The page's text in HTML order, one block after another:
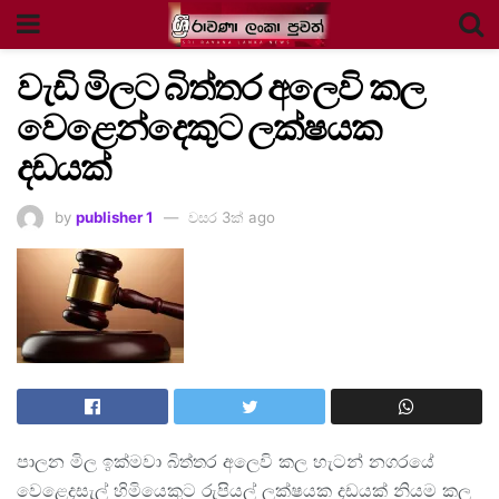
වැඩි මිලට බිත්තර අලෙවි කල
වෙළෙන්දෙකුට ලක්ෂයක
දඩයක්
by publisher 1 වසර 3ක් ago
පාලන මිල ඉක්මවා බිත්තර අලෙවි කල හැටන් නගරයේ
වෙළෙදසැල් හිමියෙකුට රුපියල් ලක්ෂයක දඩයක් නියම කල